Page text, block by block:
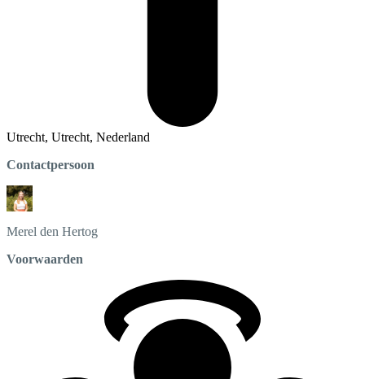
Utrecht, Utrecht, Nederland
Contactpersoon
Merel den Hertog
Voorwaarden